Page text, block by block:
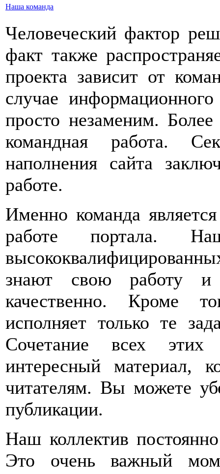
Наша команда
Человеческий фактор
факт также
проекта зависит от
случае
просто незаменим.
командная работа.
наполнения сайта
работе.
Именно команда
работе портала.
знают свою работу и
качественно. Кроме
исполняет только те
Сочетание всех этих
интересный материал,
читателям. Вы можете
публикации.
Наш коллектив
Это очень важный